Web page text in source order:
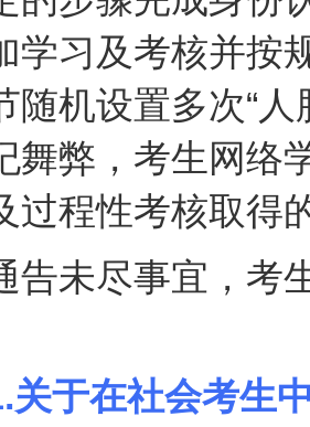
学习及考核并按
随机设置多次“
舞弊，考生网络
过程性考核取得
尽事宜，考生
关于在社会考生